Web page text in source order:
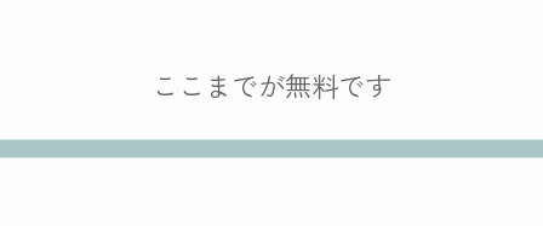
ここまでが無料です